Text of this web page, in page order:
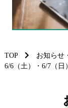
TOP お知らせ
6/6（土）・6/7（日